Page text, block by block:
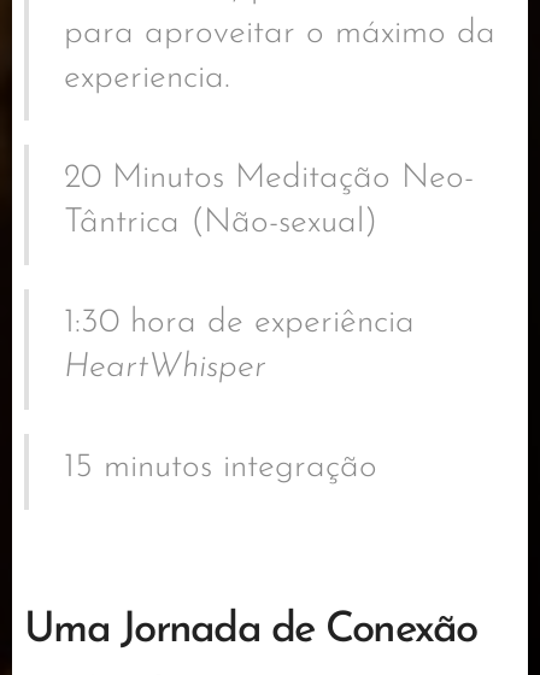
para aproveitar o máximo da
experiencia.
20 Minutos Meditação Neo-
Tântrica (Não-sexual)
1:30 hora de experiência
HeartWhisper
15 minutos integração
Uma Jornada de Conexão